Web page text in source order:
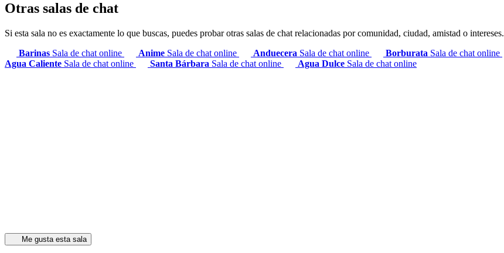
Otras salas de chat
Si esta sala no es exactamente lo que buscas, puedes probar otras salas de chat relacionadas por comunidad, ciudad, amistad o intereses.
Barinas Sala de chat online Anime Sala de chat online Anduecera Sala de chat online Borburata Sala de chat online
Agua Caliente Sala de chat online Santa Bárbara Sala de chat online Agua Dulce Sala de chat online
Me gusta esta sala